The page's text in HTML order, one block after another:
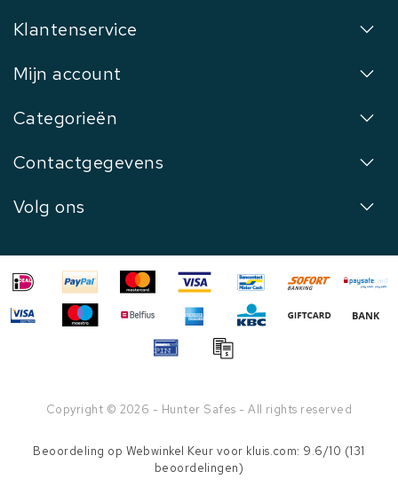
Klantenservice
Mijn account
Categorieën
Contactgegevens
Volg ons
Copyright © 2026 - Hunter Safes - All rights reserved
Beoordeling op Webwinkel Keur voor kluis.com: 9.6/10 (131
beoordelingen)